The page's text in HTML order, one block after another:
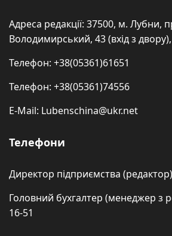
Адреса редакції: 37500, м. Лубни,
Володимирський, 43 (вхід з
Телефон: +38(05361)61651
Телефон: +38(05361)74556
E-Mail: Lubenschina@ukr.net
Телефони
Директор підприємства
Головний бухгалтер (менеджер з
16-51